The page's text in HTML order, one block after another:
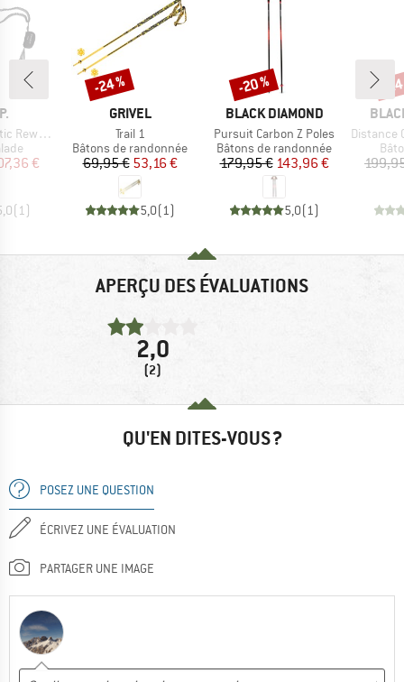
Energy
réduit
€
(1)
MARQUE
GRIVEL
Article
Trail 1
Product group
Bâtons de randonnée
Prix
69,95 €Prix réduit
53,16 €
5,0(1)
Remise
-24 %
MARQUE
BLACK DIAMOND
Article
Pursuit Carbon Z Poles
Product group
Bâtons de randonnée
Prix
179,95 €Prix réduit
143,96 €
5,0(1)
Remise
-20 %
Article
Distance
-
APERÇU DES ÉVALUATIONS
2,0
(2)
QU'EN DITES-VOUS ?
POSEZ UNE QUESTION
ÉCRIVEZ UNE ÉVALUATION
PARTAGER UNE IMAGE